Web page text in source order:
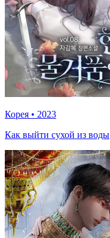
Корея • 2023
Как выйти сухой из воды